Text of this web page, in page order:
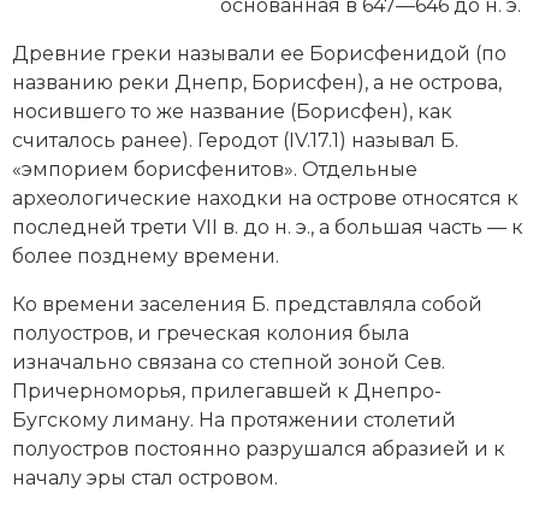
Генеалогия, геральдика
Государство и право
Европа
Империи
Историческая география и топонимика
История материальной и духовной культуры
История международных отношений
История, философия, теория и методология
исторического знания
Итория международных отношений
основанная в 647—646 до н. э.
Древние греки называли ее Борисфенидой (по
названию реки Днепр, Борисфен), а не острова,
носившего то же название (Борисфен), как
считалось ранее). Геродот (IV.17.1) называл Б.
«эмпорием борисфенитов». Отдель­ные
археологические находки на острове относятся к
последней трети VII в. до н. э., а большая часть — к
более позднему времени.
Ко времени заселения Б. представляла собой
полуостров, и греческая колония была
изначально связана со степной зоной Сев.
Причерноморья, прилегавшей к Днепро-
Бугскому лиману. На протяжении столетий
полуостров постоянно разрушался абразией и к
началу эры стал островом.